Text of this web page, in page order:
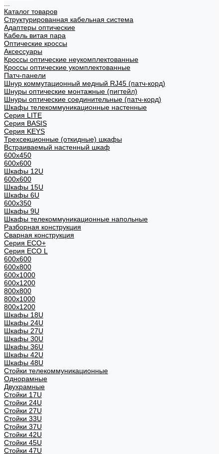
Каталог товаров
Структурированная кабельная система
Адаптеры оптические
Кабель витая пара
Оптические кроссы
Аксессуары
Кроссы оптические неукомплектованные
Кроссы оптические укомплектованные
Патч-панели
Шнур коммутационный медный RJ45 (патч-корд)
Шнуры оптические монтажные (пигтейл)
Шнуры оптические соединительные (патч-корд)
Шкафы телекоммуникационные настенные
Cерия LITE
Cерия BASIS
Cерия KEYS
Трехсекционные (откидные) шкафы
Встраиваемый настенный шкаф
600x450
600x600
Шкафы 12U
600x600
Шкафы 15U
Шкафы 6U
600x350
Шкафы 9U
Шкафы телекоммуникационные напольные
Разборная конструкция
Сварная конструкция
Серия ECO+
Серия ECO L
600x600
600x800
600х1000
600х1200
800x800
800х1000
800х1200
Шкафы 18U
Шкафы 24U
Шкафы 27U
Шкафы 30U
Шкафы 36U
Шкафы 42U
Шкафы 48U
Стойки телекоммуникационные
Однорамные
Двухрамные
Стойки 17U
Стойки 24U
Стойки 27U
Стойки 33U
Стойки 37U
Стойки 42U
Стойки 45U
Стойки 47U